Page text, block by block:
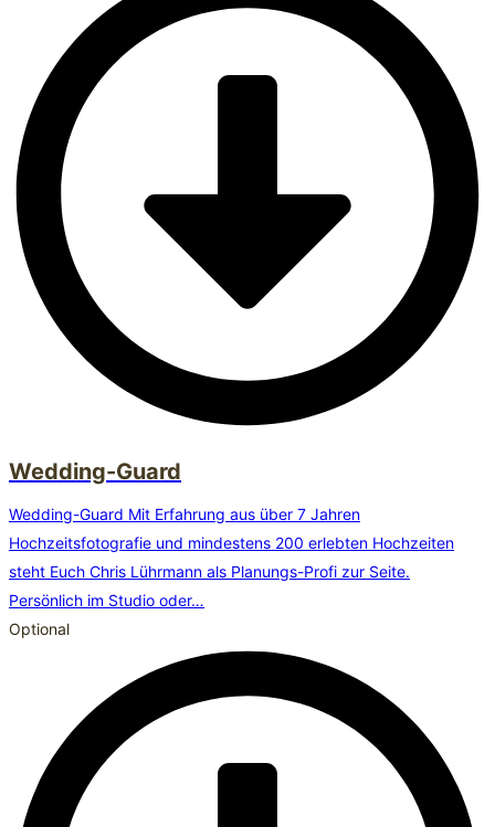
Wedding-Guard
Wedding-Guard Mit Erfahrung aus über 7 Jahren
Hochzeitsfotografie und mindestens 200 erlebten Hochzeiten
steht Euch Chris Lührmann als Planungs-Profi zur Seite.
Persönlich im Studio oder…
Optional